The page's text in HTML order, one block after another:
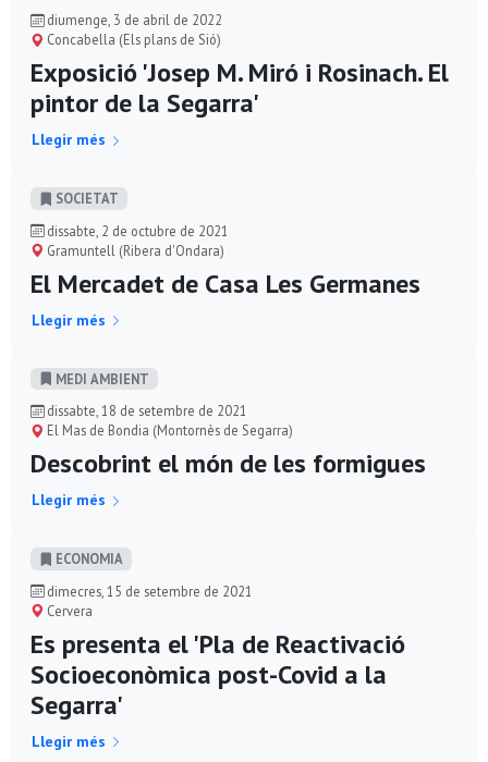
diumenge, 3 de abril de 2022
Concabella (Els plans de Sió)
Exposició 'Josep M. Miró i Rosinach. El
pintor de la Segarra'
Llegir més
SOCIETAT
dissabte, 2 de octubre de 2021
Gramuntell (Ribera d'Ondara)
El Mercadet de Casa Les Germanes
Llegir més
MEDI AMBIENT
dissabte, 18 de setembre de 2021
El Mas de Bondia (Montornès de Segarra)
Descobrint el món de les formigues
Llegir més
ECONOMIA
dimecres, 15 de setembre de 2021
Cervera
Es presenta el 'Pla de Reactivació
Socioeconòmica post-Covid a la
Segarra'
Llegir més